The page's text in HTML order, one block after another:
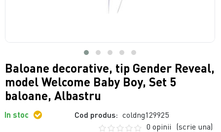
Baloane decorative, tip Gender Reveal,
model Welcome Baby Boy, Set 5
baloane, Albastru
In stoc Cod produs: coldng129925
0 opinii (scrie una)